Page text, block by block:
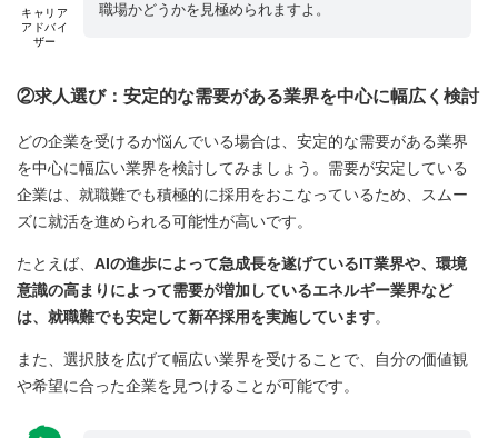
キャリア
アドバイ
ザー
職場かどうかを見極められますよ。
②求人選び：安定的な需要がある業界を中心に幅広く検討
どの企業を受けるか悩んでいる場合は、安定的な需要がある業界
を中心に幅広い業界を検討してみましょう。需要が安定している
企業は、就職難でも積極的に採用をおこなっているため、スムー
ズに就活を進められる可能性が高いです。
たとえば、 AIの進歩によって急成長を遂げているIT業界や、環境
意識の高まりによって需要が増加しているエネルギー業界など
は、就職難でも安定して新卒採用を実施しています。
また、選択肢を広げて幅広い業界を受けることで、自分の価値観
や希望に合った企業を見つけることが可能です。